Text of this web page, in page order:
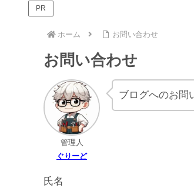
PR
ホーム お問い合わせ
お問い合わせ
管理人
ぐりーど
ブログへのお問
氏名